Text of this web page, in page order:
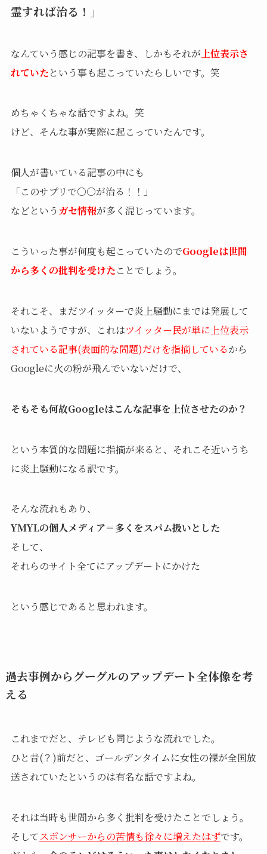
霊すれば治る！」
なんていう感じの記事を書き、しかもそれが 上位表示さ
れていたという事も起こっていたらしいです。笑
めちゃくちゃな話ですよね。笑
けど、そんな事が実際に起こっていたんです。
個人が書いている記事の中にも
「このサプリで○○が治る！！」
などという ガセ情報が多く混じっています。
こういった事が何度も起こっていたのでGoogleは世間
から多くの批判を受けたことでしょう。
それこそ、まだツイッターで炎上騒動にまでは発展して
いないようですが、これはツイッター民が単に上位表示
されている記事(表面的な問題)だけを指摘しているから
Googleに火の粉が飛んでいないだけで、
そもそも何故Googleはこんな記事を上位させたのか？
という本質的な問題に指摘が来ると、それこそ近いうち
に炎上騒動になる訳です。
そんな流れもあり、
YMYLの個人メディア＝多くをスパム扱いとした
そして、
それらのサイト全てにアップデートにかけた
という感じであると思われます。
過去事例からグーグルのアップデート全体像を考
える
これまでだと、テレビも同じような流れでした。
ひと昔(？)前だと、ゴールデンタイムに女性の裸が全国放
送されていたというのは有名な話ですよね。
それは当時も世間から多く批判を受けたことでしょう。
そしてスポンサーからの苦情も徐々に増えたはずです。